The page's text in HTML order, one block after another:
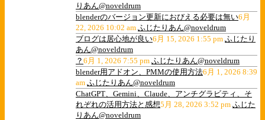
りあん@noveldrum
blenderのバージョン更新におびえる必要は無い6月
22, 2026 10:02 am ふじたりあん@noveldrum
ブログは居心地が良い6月 15, 2026 1:55 pm ふじたり
あん@noveldrum
？ 6月 1, 2026 7:55 pm ふじたりあん@noveldrum
blender用アドオン、PMMの使用方法6月 1, 2026 8:39
am ふじたりあん@noveldrum
ChatGPT、Gemini、Claude、アンチグラビティ、そ
れぞれの活用方法と感想5月 28, 2026 3:52 pm ふじた
りあん@noveldrum